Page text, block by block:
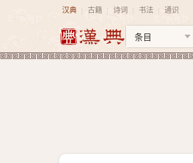
汉典 古籍 诗词 书法 通识